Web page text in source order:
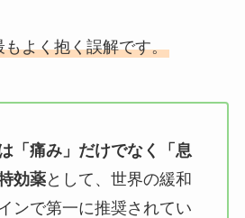
よく抱く誤解です。
「痛み」だけでなく「息
効薬として、世界の緩和
ンで第一に推奨されてい